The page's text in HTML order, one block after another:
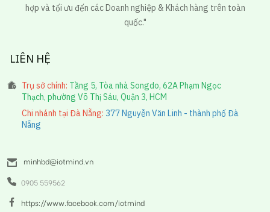
hợp và tối ưu đến các Doanh nghiệp & Khách hàng trên toàn
quốc."
LIÊN HỆ
Trụ sở chính: Tầng 5, Tòa nhà Songdo, 62A Phạm Ngọc
Thạch, phường Võ Thị Sáu, Quận 3, HCM
Chi nhánh tại Đà Nẵng: 377 Nguyễn Văn Linh - thành phố Đà
Nẵng
minhbd@iotmind.vn
0905 559562
https://www.facebook.com/iotmind